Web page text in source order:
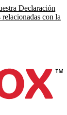
Declaración
con la